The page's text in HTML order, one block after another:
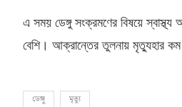
এ সময় ডেঙ্গু সংক্রমণের বিষয়ে
বেশি। আক্রান্তের তুলনায় মৃত্যুহার কম
ডেঙ্গু মৃত্যু